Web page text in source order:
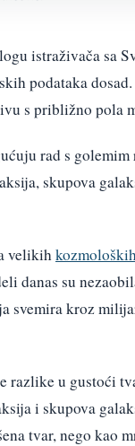
istraživača sa
podataka
s približno pola
rad s
skupova
velikih
danas su
svemira kroz
u gustoći
i skupova
tvar, nego kao